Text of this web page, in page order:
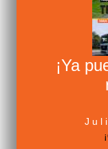
Escasez de
Volvo FH Aero: la
distancia | Volvo
¡Ya